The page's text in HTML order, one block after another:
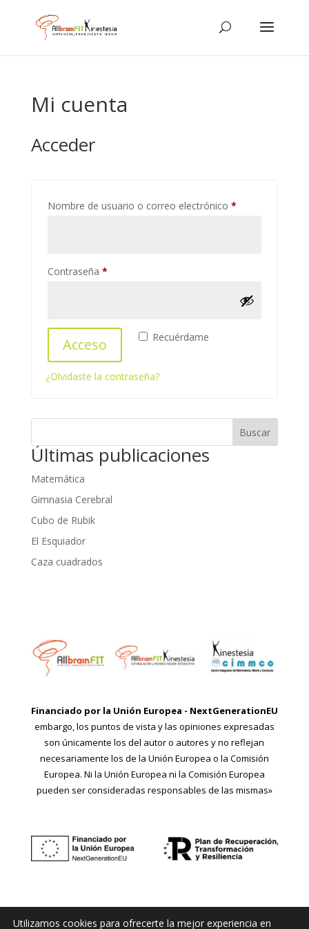
Mi cuenta
Acceder
Nombre de usuario o correo electrónico *Obligatorio
Contraseña *Obligatorio
Recuérdame
Acceso
¿Olvidaste la contraseña?
Buscar
Últimas publicaciones
Matemática
Gimnasia Cerebral
Cubo de Rubik
El Esquiador
Caza cuadrados
Financiado por la Unión Europea - NextGenerationEU
embargo, los puntos de vista y las opiniones expresadas
son únicamente los del autor o autores y no reflejan
necesariamente los de la Unión Europea o la Comisión
Europea. Ni la Unión Europea ni la Comisión Europea
pueden ser consideradas responsables de las mismas»
Utilizamos cookies para ofrecerte la mejor experiencia en